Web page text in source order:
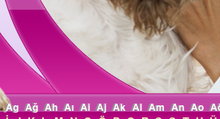
Ag Ağ Ah Aı Ai Aj Ak Al Am An Ao